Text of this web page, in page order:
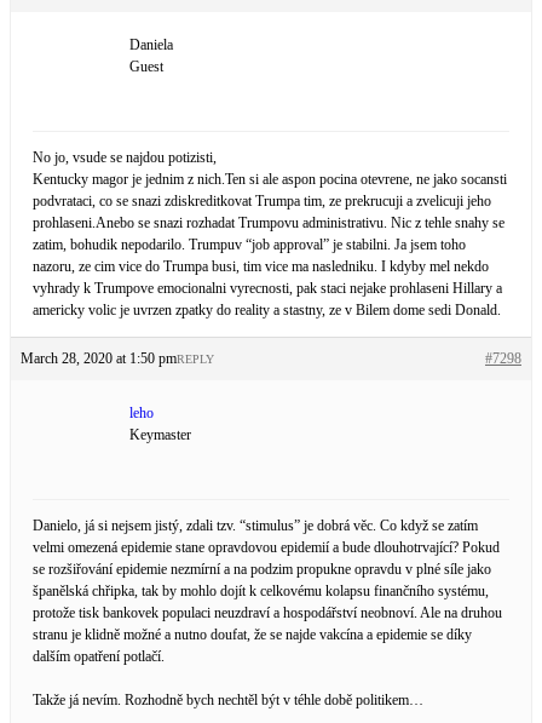
Daniela
Guest
No jo, vsude se najdou potizisti,
Kentucky magor je jednim z nich.Ten si ale aspon pocina otevrene, ne jako socansti
podvrataci, co se snazi zdiskreditkovat Trumpa tim, ze prekrucuji a zvelicuji jeho
prohlaseni.Anebo se snazi rozhadat Trumpovu administrativu. Nic z tehle snahy se
zatim, bohudik nepodarilo. Trumpuv “job approval” je stabilni. Ja jsem toho
nazoru, ze cim vice do Trumpa busi, tim vice ma nasledniku. I kdyby mel nekdo
vyhrady k Trumpove emocionalni vyrecnosti, pak staci nejake prohlaseni Hillary a
americky volic je uvrzen zpatky do reality a stastny, ze v Bilem dome sedi Donald.
March 28, 2020 at 1:50 pm #7298
REPLY
leho
Keymaster
Danielo, já si nejsem jistý, zdali tzv. “stimulus” je dobrá věc. Co když se zatím
velmi omezená epidemie stane opravdovou epidemií a bude dlouhotrvající? Pokud
se rozšiřování epidemie nezmírní a na podzim propukne opravdu v plné síle jako
španělská chřipka, tak by mohlo dojít k celkovému kolapsu finančního systému,
protože tisk bankovek populaci neuzdraví a hospodářství neobnoví. Ale na druhou
stranu je klidně možné a nutno doufat, že se najde vakcína a epidemie se díky
dalším opatření potlačí.
Takže já nevím. Rozhodně bych nechtěl být v téhle době politikem…